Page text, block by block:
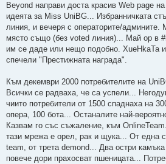
Beyond направи доста красив Web page
идеята за Miss UniBG... Избранничката
линия, и вечеря с операторите/админите.
място също (без voted линия)... Май op в
им се даде или нещо подобно. XueHkaTa
спечели "Престижната награда".
Към декември 2000 потребителите на
Всички се радваха, че са успели...
чиито потребители от 1500 спаднаха на
опера, 100 бота... Останалите най-
Казвам го със съжаление, към
тази мрежа е орел, рак и щука... От една
team, от трета demond... Два остри
повече дори прахосват пшеницата...